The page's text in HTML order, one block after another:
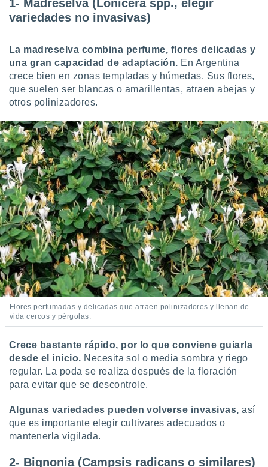
el sitio
para
ni para
o
aunque
no
Puedes
acceder a
web a
abono
únicos
similares
como
este sitio
IP
de
traten tus
en
interés
Para
1- Madreselva (Lonicera spp., elegir
variedades no invasivas)
La madreselva combina perfume, flores delicadas y
una gran capacidad de adaptación. En Argentina
crece bien en zonas templadas y húmedas. Sus flores,
que suelen ser blancas o amarillentas, atraen abejas y
otros polinizadores.
Flores perfumadas y delicadas que atraen polinizadores y llenan de
vida cercos y pérgolas.
Crece bastante rápido, por lo que conviene guiarla
desde el inicio. Necesita sol o media sombra y riego
regular. La poda se realiza después de la floración
para evitar que se descontrole.
Algunas variedades pueden volverse invasivas, así
que es importante elegir cultivares adecuados o
mantenerla vigilada.
2- Bignonia (Campsis radicans o similares)